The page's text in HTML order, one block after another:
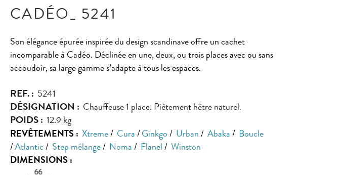
CADÉO_ 5241
Son élégance épurée inspirée du design scandinave offre un cachet
incomparable à Cadéo. Déclinée en une, deux, ou trois places avec ou sans
accoudoir, sa large gamme s’adapte à tous les espaces.
REF. : 5241
DÉSIGNATION : Chauffeuse 1 place. Piètement hêtre naturel.
POIDS : 12.9 kg
REVÊTEMENTS : Xtreme / Cura / Ginkgo / Urban / Abaka / Boucle
/ Atlantic / Step mélange / Noma / Flanel / Winston
DIMENSIONS :